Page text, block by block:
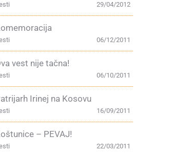
29/04/2012
06/12/2011
vest nije tačna!
06/10/2011
Irinej na Kosovu
16/09/2011
– PEVAJ!
22/03/2011